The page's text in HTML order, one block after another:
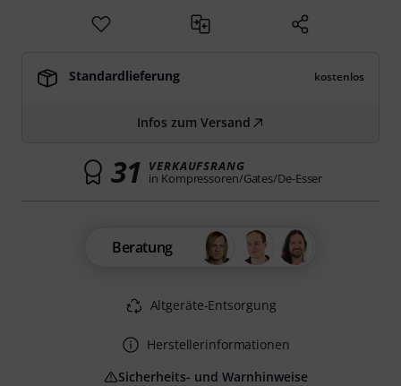
Standardlieferung kostenlos
Infos zum Versand
31 VERKAUFSRANG
in Kompressoren/Gates/De-Esser
Beratung
Altgeräte-Entsorgung
Herstellerinformationen
Sicherheits- und Warnhinweise